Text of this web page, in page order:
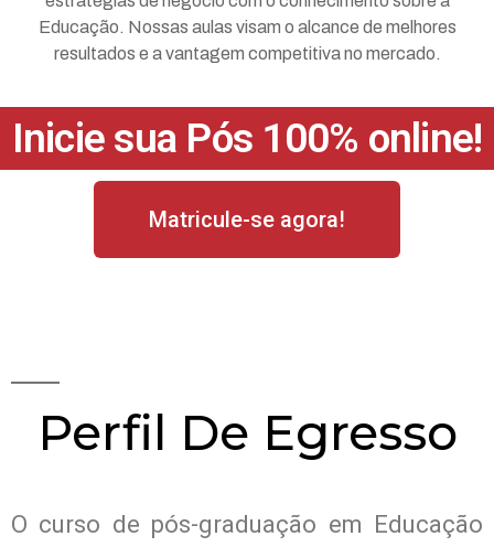
Educação. Nossas aulas visam o alcance de melhores
resultados e a vantagem competitiva no mercado.
Inicie sua Pós 100% online!
Matricule-se agora!
Perfil De Egresso
O curso de pós-graduação em Educação